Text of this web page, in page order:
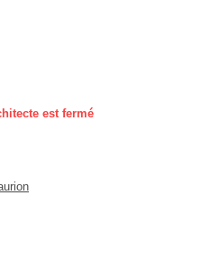
est fermé